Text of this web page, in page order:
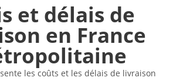
et délais de
en France
les coûts et les délais de livraison